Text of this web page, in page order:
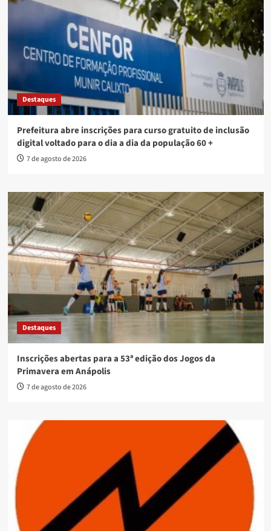
Destaques
Prefeitura abre inscrições para curso gratuito de inclusão
digital voltado para o dia a dia da população 60 +
7 de agosto de 2026
Destaques
Inscrições abertas para a 53ª edição dos Jogos da
Primavera em Anápolis
7 de agosto de 2026